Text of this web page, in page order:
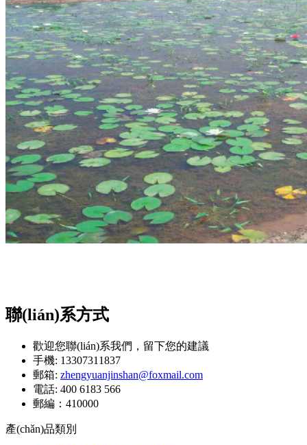
聯(lián)系方式
歡迎您聯(lián)系我們，留下您的建議
手機: 13307311837
郵箱: zhengyuanjinshan@foxmail.com
電話: 400 6183 566
郵編：410000
產(chǎn)品類別